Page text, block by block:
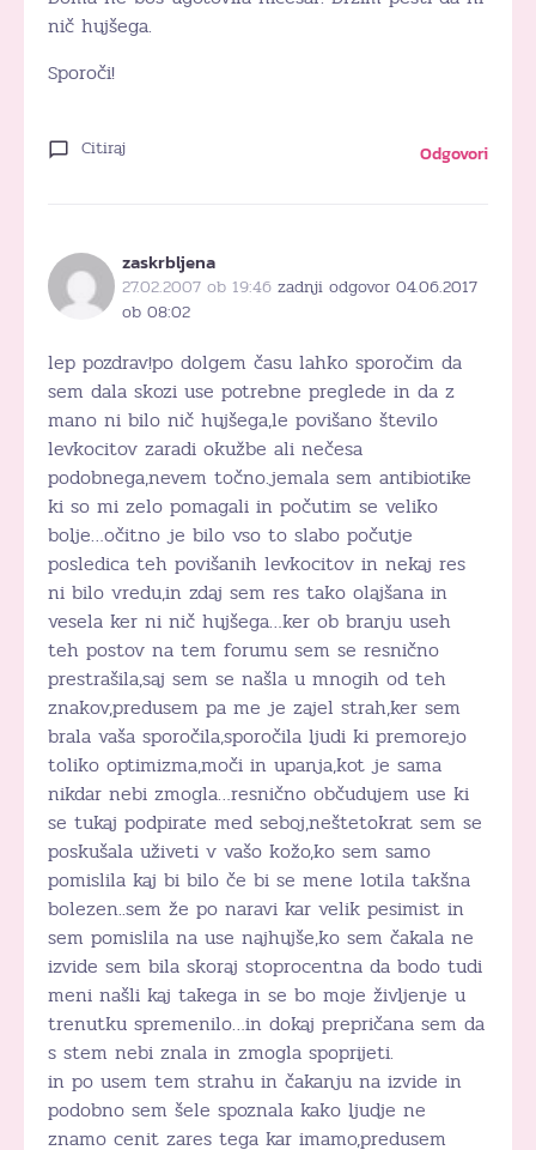
nič hujšega.
Sporoči!
Citiraj Odgovori
zaskrbljena
27.02.2007 ob 19:46 zadnji odgovor 04.06.2017
ob 08:02
lep pozdrav!po dolgem času lahko sporočim da
sem dala skozi use potrebne preglede in da z
mano ni bilo nič hujšega,le povišano število
levkocitov zaradi okužbe ali nečesa
podobnega,nevem točno.jemala sem antibiotike
ki so mi zelo pomagali in počutim se veliko
bolje…očitno je bilo vso to slabo počutje
posledica teh povišanih levkocitov in nekaj res
ni bilo vredu,in zdaj sem res tako olajšana in
vesela ker ni nič hujšega…ker ob branju useh
teh postov na tem forumu sem se resnično
prestrašila,saj sem se našla u mnogih od teh
znakov,predusem pa me je zajel strah,ker sem
brala vaša sporočila,sporočila ljudi ki premorejo
toliko optimizma,moči in upanja,kot je sama
nikdar nebi zmogla…resnično občudujem use ki
se tukaj podpirate med seboj,neštetokrat sem se
poskušala uživeti v vašo kožo,ko sem samo
pomislila kaj bi bilo če bi se mene lotila takšna
bolezen..sem že po naravi kar velik pesimist in
sem pomislila na use najhujše,ko sem čakala ne
izvide sem bila skoraj stoprocentna da bodo tudi
meni našli kaj takega in se bo moje življenje u
trenutku spremenilo…in dokaj prepričana sem da
s stem nebi znala in zmogla spoprijeti.
in po usem tem strahu in čakanju na izvide in
podobno sem šele spoznala kako ljudje ne
znamo cenit zares tega kar imamo,predusem